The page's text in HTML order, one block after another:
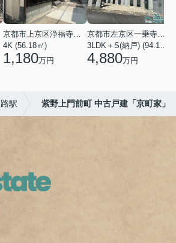
京都市上京区浄福寺通一条下る東西俵屋町
4K (56.18㎡)
1,180万円
京都市左京区一乗寺松田町
3LDK＋S(納戸) (94.10㎡)
4,880万円
駅 紫野上門前町 中古戸建「京町家」